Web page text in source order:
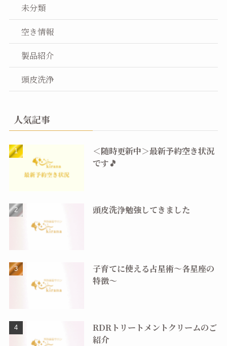
未分類
空き情報
製品紹介
頭皮洗浄
人気記事
＜随時更新中＞最新予約空き状況
です🎵
頭皮洗浄勉強してきました
子育てに使える占星術〜各星座の
特徴〜
RDRトリートメントクリームのご
紹介